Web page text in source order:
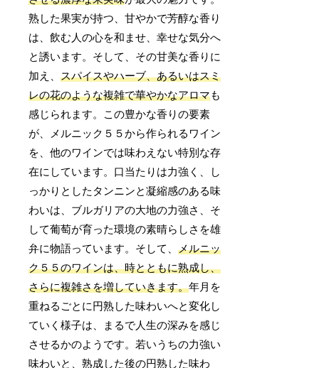
熟した果実が持つ、甘やかで芳醇な香り
は、飲む人の心を和ませ、幸せな気分へ
と誘います。そして、その甘美な香りに
加え、スパイスやハーブ、あるいはスミ
レの花のような複雑で華やかなアロマも
感じられます。この豊かな香りの要素
が、メルニック５５から作られるワイン
を、他のワインでは味わえない特別な存
在にしています。口当たりは力強く、し
っかりとしたタンニンと凝縮感のある味
わいは、ブルガリアの大地の力強さ、そ
して葡萄が育った環境の素晴らしさを雄
弁に物語っています。そして、メルニッ
ク５５のワインは、時とともに熟成し、
さらに複雑さを増していきます。年月を
重ねるごとに円熟した味わいへと変化し
ていく様子は、まるで人生の深みを感じ
させるかのようです。若いうちの力強い
味わいと、熟成した後の円熟した味わ